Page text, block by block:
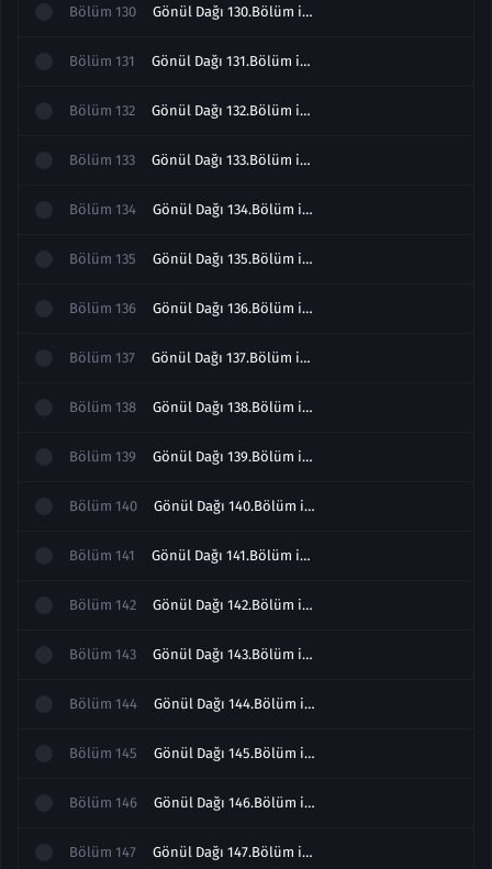
Bölüm 130 Gönül Dağı 130.Bölüm izle
Bölüm 131 Gönül Dağı 131.Bölüm izle
Bölüm 132 Gönül Dağı 132.Bölüm izle
Bölüm 133 Gönül Dağı 133.Bölüm izle
Bölüm 134 Gönül Dağı 134.Bölüm izle
Bölüm 135 Gönül Dağı 135.Bölüm izle
Bölüm 136 Gönül Dağı 136.Bölüm izle
Bölüm 137 Gönül Dağı 137.Bölüm izle
Bölüm 138 Gönül Dağı 138.Bölüm izle
Bölüm 139 Gönül Dağı 139.Bölüm izle
Bölüm 140 Gönül Dağı 140.Bölüm izle
Bölüm 141 Gönül Dağı 141.Bölüm izle
Bölüm 142 Gönül Dağı 142.Bölüm izle Sezon Finali
Bölüm 143 Gönül Dağı 143.Bölüm izle
Bölüm 144 Gönül Dağı 144.Bölüm izle
Bölüm 145 Gönül Dağı 145.Bölüm izle
Bölüm 146 Gönül Dağı 146.Bölüm izle
Bölüm 147 Gönül Dağı 147.Bölüm izle